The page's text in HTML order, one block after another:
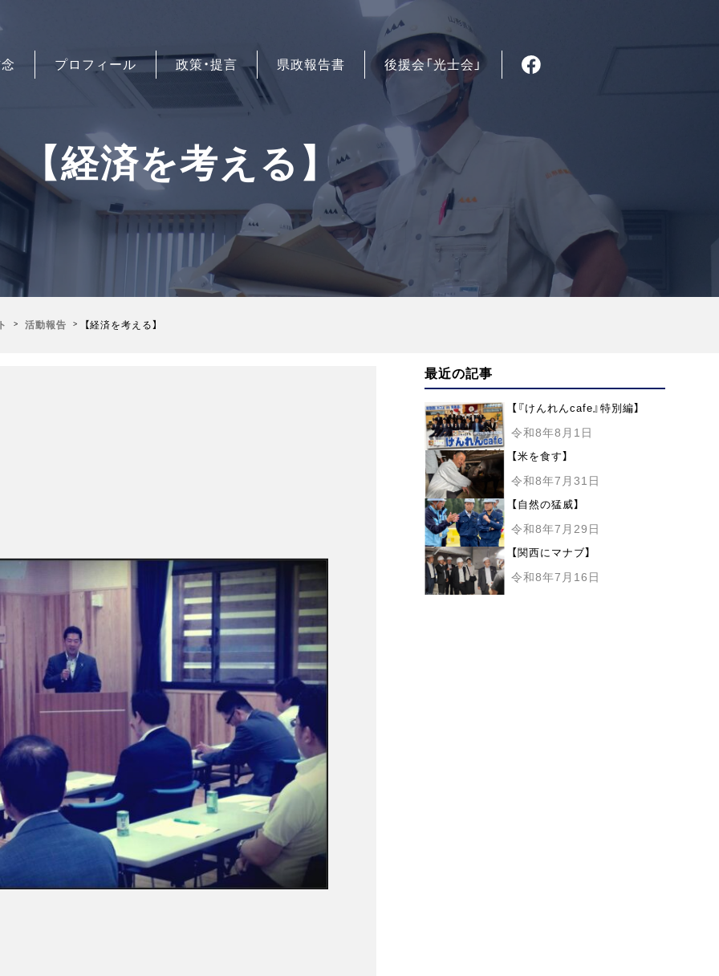
プロフィール 政策・提言 県政報告書 後援会「光士会」
【経済を考える】
活動報告 【経済を考える】
最近の記事
【『けんれんcafe』特別編】
令和8年8月1日
【米を食す】
令和8年7月31日
【自然の猛威】
令和8年7月29日
【関西にマナブ】
令和8年7月16日